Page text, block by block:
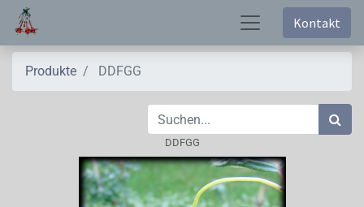
Kontakt
Produkte DDFGG
DDFGG